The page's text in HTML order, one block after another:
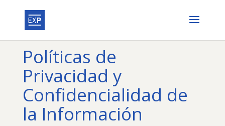
Políticas de
Privacidad y
Confidencialidad de
la Información